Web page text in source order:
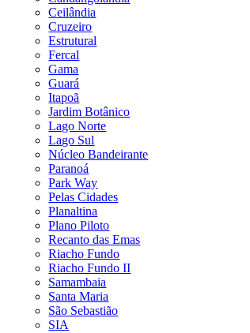
Ceilândia
Cruzeiro
Estrutural
Fercal
Gama
Guará
Itapoã
Jardim Botânico
Lago Norte
Lago Sul
Núcleo Bandeirante
Paranoá
Park Way
Pelas Cidades
Planaltina
Plano Piloto
Recanto das Emas
Riacho Fundo
Riacho Fundo II
Samambaia
Santa Maria
São Sebastião
SIA